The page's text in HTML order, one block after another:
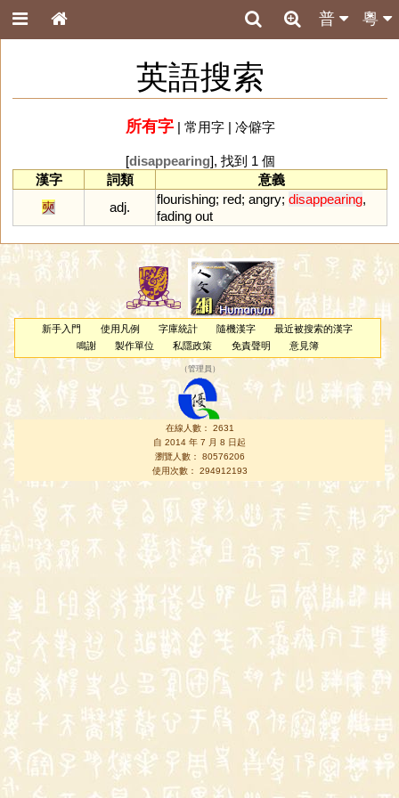
粵
普
英語搜索
所有字| 常用字| 冷僻字
[disappearing], 找到 1 個
漢字
詞類
意義
奭
adj.
flourishing; red; angry; disappearing,
fading out
新手入門 使用凡例 字庫統計 隨機漢字
最近被搜索的漢字
鳴謝
製作單位 私隱政策 免責聲明 意見簿
（管理員 ）
在線人數： 2631
自 2014 年 7 月 8 日起
瀏覽人數： 80576206
使用次數： 294912193